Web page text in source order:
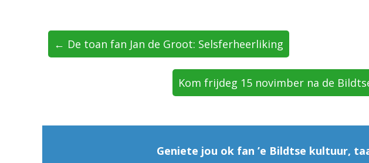
← De toan fan Jan de Groot: Selsferheerliking
Kom frijdeg 15 novimber na de
Geniete jou ok fan ’e Bildtse kultuur,